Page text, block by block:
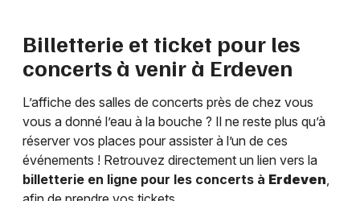
Billetterie et ticket pour les
concerts à venir à Erdeven
L’affiche des salles de concerts près de chez vous
vous a donné l’eau à la bouche ? Il ne reste plus qu’à
réserver vos places pour assister à l’un de ces
événements ! Retrouvez directement un lien vers la
billetterie en ligne pour les concerts à Erdeven,